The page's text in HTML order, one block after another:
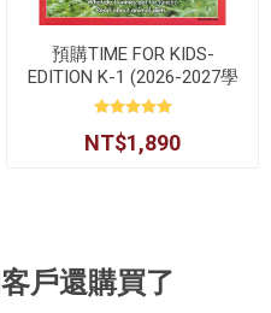
預購TIME FOR KIDS-
EDITION K-1 (2026-2027學
年)
NT$1,890
戶還購買了